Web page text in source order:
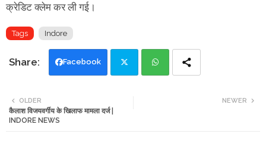
क्रेडिट क्लेम कर ली गई।
Tags Indore
Facebook
NEWER
OLDER
कैलाश विजयवर्गीय के खिलाफ मामला दर्ज |
INDORE NEWS